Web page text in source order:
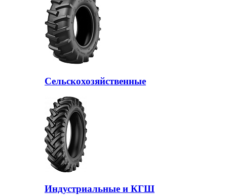
Сельскохозяйственные
Индустриальные и КГШ